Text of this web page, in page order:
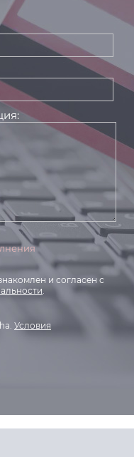
и согласен с
.
Условия